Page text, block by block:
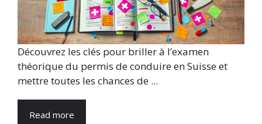
Découvrez les clés pour briller à l’examen
théorique du permis de conduire en Suisse et
mettre toutes les chances de ...
Read more